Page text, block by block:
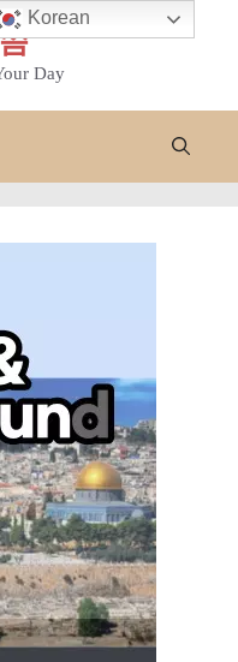
Day
Korean